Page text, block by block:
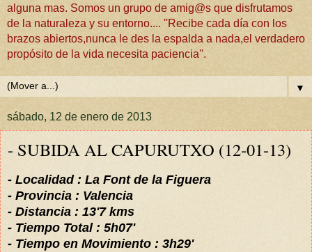
alguna mas. Somos un grupo de amig@s que disfrutamos
de la naturaleza y su entorno.... ''Recibe cada día con los
brazos abiertos,nunca le des la espalda a nada,el verdadero
propósito de la vida necesita paciencia''.
▼
sábado, 12 de enero de 2013
- SUBIDA AL CAPURUTXO (12-01-13)
- Localidad : La Font de la Figuera
- Provincia : Valencia
- Distancia : 13'7 kms
- Tiempo Total : 5h07'
- Tiempo en Movimiento : 3h29'